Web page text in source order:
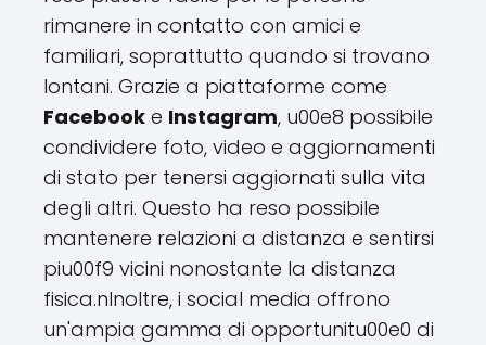
rimanere in contatto con amici e
familiari, soprattutto quando si trovano
lontani. Grazie a piattaforme come
Facebook e Instagram, u00e8 possibile
condividere foto, video e aggiornamenti
di stato per tenersi aggiornati sulla vita
degli altri. Questo ha reso possibile
mantenere relazioni a distanza e sentirsi
piu00f9 vicini nonostante la distanza
fisica.nInoltre, i social media offrono
un'ampia gamma di opportunitu00e0 di